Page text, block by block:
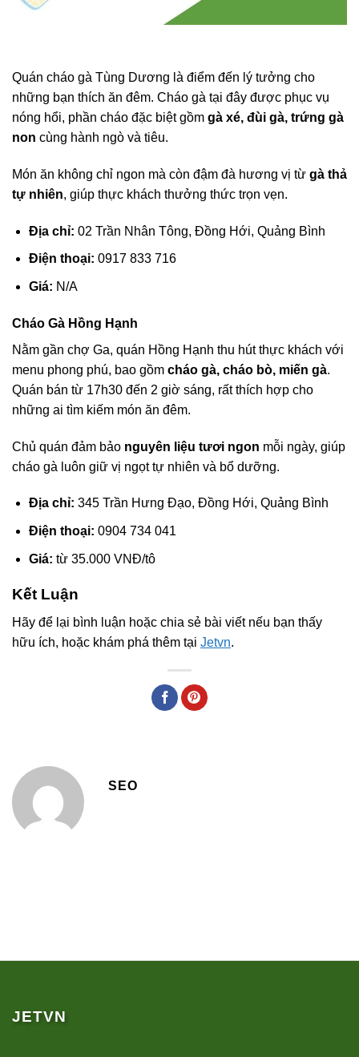
Quán cháo gà Tùng Dương là điểm đến lý tưởng cho
những bạn thích ăn đêm. Cháo gà tại đây được phục vụ
nóng hổi, phần cháo đặc biệt gồm gà xé, đùi gà, trứng gà
non cùng hành ngò và tiêu.
Món ăn không chỉ ngon mà còn đậm đà hương vị từ gà thả
tự nhiên, giúp thực khách thưởng thức trọn vẹn.
Địa chỉ: 02 Trần Nhân Tông, Đồng Hới, Quảng Bình
Điện thoại: 0917 833 716
Giá: N/A
Cháo Gà Hồng Hạnh
Nằm gần chợ Ga, quán Hồng Hạnh thu hút thực khách với
menu phong phú, bao gồm cháo gà, cháo bò, miến gà.
Quán bán từ 17h30 đến 2 giờ sáng, rất thích hợp cho
những ai tìm kiếm món ăn đêm.
Chủ quán đảm bảo nguyên liệu tươi ngon mỗi ngày, giúp
cháo gà luôn giữ vị ngọt tự nhiên và bổ dưỡng.
Địa chỉ: 345 Trần Hưng Đạo, Đồng Hới, Quảng Bình
Điện thoại: 0904 734 041
Giá: từ 35.000 VNĐ/tô
Kết Luận
Hãy để lại bình luận hoặc chia sẻ bài viết nếu bạn thấy
hữu ích, hoặc khám phá thêm tại Jetvn.
SEO
JETVN